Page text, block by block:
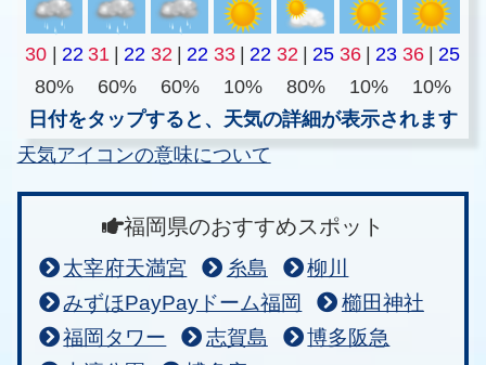
30 | 22 31 | 22 32 | 22 33 | 22 32 | 25 36 | 23 36 | 25
80%
60% 60% 10% 80% 10%
10%
日付をタップすると、天気の詳細が表示されます
天気アイコンの意味について
福岡県のおすすめスポット
太宰府天満宮 糸島
柳川
みずほPayPayドーム福岡
櫛田神社
福岡タワー
志賀島
博多阪急